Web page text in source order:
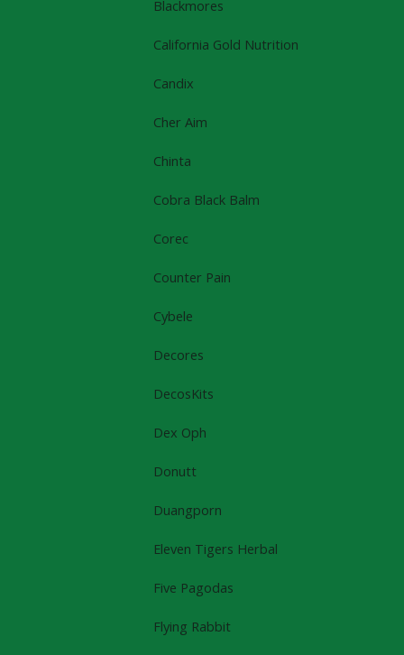
Blackmores
California Gold Nutrition
Candix
Cher Aim
Chinta
Cobra Black Balm
Corec
Counter Pain
Cybele
Decores
DecosKits
Dex Oph
Donutt
Duangporn
Eleven Tigers Herbal
Five Pagodas
Flying Rabbit